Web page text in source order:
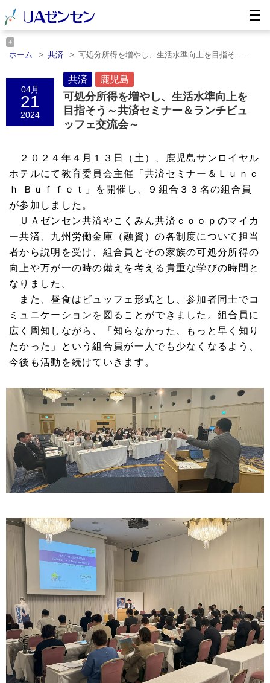
ホーム 共済
可処分所得を増やし、生活水準向上を目指そ……
04月
21
2024
共済 鹿児島
可処分所得を増やし、生活水準向上を
目指そう～共済セミナー＆ランチビュ
ッフェ交流会～
２０２４年４月１３日（土）、
鹿児島サンロイヤル
ホテルにて教育委員会主催「共済セミナー＆Ｌｕｎｃ
ｈ Ｂｕｆｆｅｔ」を開催し、９組合３３名の組合員
が参加しました。
ＵＡゼンセン共済やこくみん共済ｃｏｏｐのマイカ
ー共済、九州労働金庫（融資）の各制度について担当
者から説明を受け、組合員とその家族の可処分所得の
向上や万が一の時の備えを考える貴重な学びの時間と
なりました。
また、昼食はビュッフェ形式とし、参加者同士でコ
ミュニケーションを図ることができました。組合員に
広く周知しながら、
「知らなかった、もっと早く知り
たかった」という組合員が一人でも少なくなるよう、
今後も活動を続けていきます。